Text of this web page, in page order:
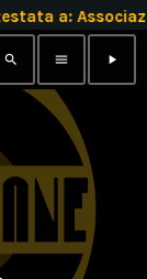
a:
search menu play_arrow